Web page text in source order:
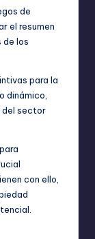
de
el resumen
de los
para la
dinámico,
del sector
con ello,